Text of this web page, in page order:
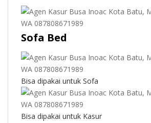
Sofa Bed
Bisa dipakai untuk Sofa
Bisa dipakai untuk Kasur